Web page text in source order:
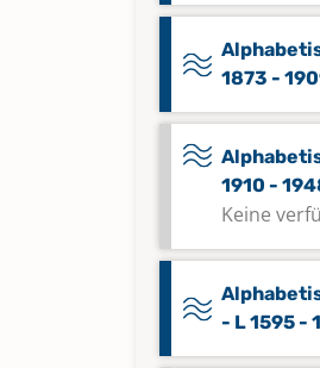
1873 -
1910 -
Keine
- L 1595 -